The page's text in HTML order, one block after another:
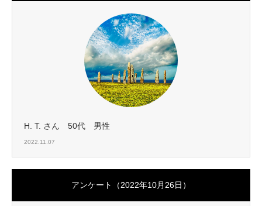
H. T. さん 50代 男性
2022.11.07
アンケート（2022年10月26日）